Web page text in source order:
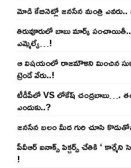
మోడి కేబినెట్లో జ‌నసేన మంత్రి
తిరువూరులో బాబు మార్క్
ఎమ్మెల్యే…!
ఆ విష‌యంలో రాజ‌మౌళిని మించిన
ట్రెండే వేరు..!
టీడీపీలో VS లోకేష్ చంద్ర‌బాబు….
ఎందుకు..?
జ‌న‌సేన బ‌లం మీద గురి చూసి
పీవీఆర్ ఐనాక్స్ పిక్చర్స్ చేతికి ‘ కార్మేని
!